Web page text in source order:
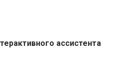
ассистента